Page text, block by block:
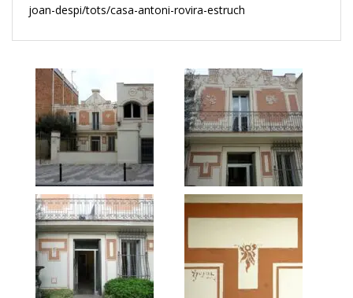
joan-despi/tots/casa-antoni-rovira-estruch